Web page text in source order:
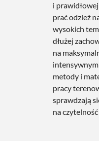
i
prać odzież
wysokich
dłużej
na
metody i
pracy
sprawdzają
na